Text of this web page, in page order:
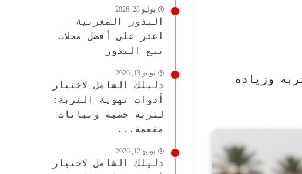
وزيادة
يوليو 28, 2026
البذور المغربية -
اعثر على أفضل محلات
بيع البذور
يونيو 13, 2026
دليلك الشامل لاختيار
أدوات تهوية التربة:
لتربة خصبة ونباتات
مفعمة...
يونيو 12, 2026
دليلك الشامل لاختيار